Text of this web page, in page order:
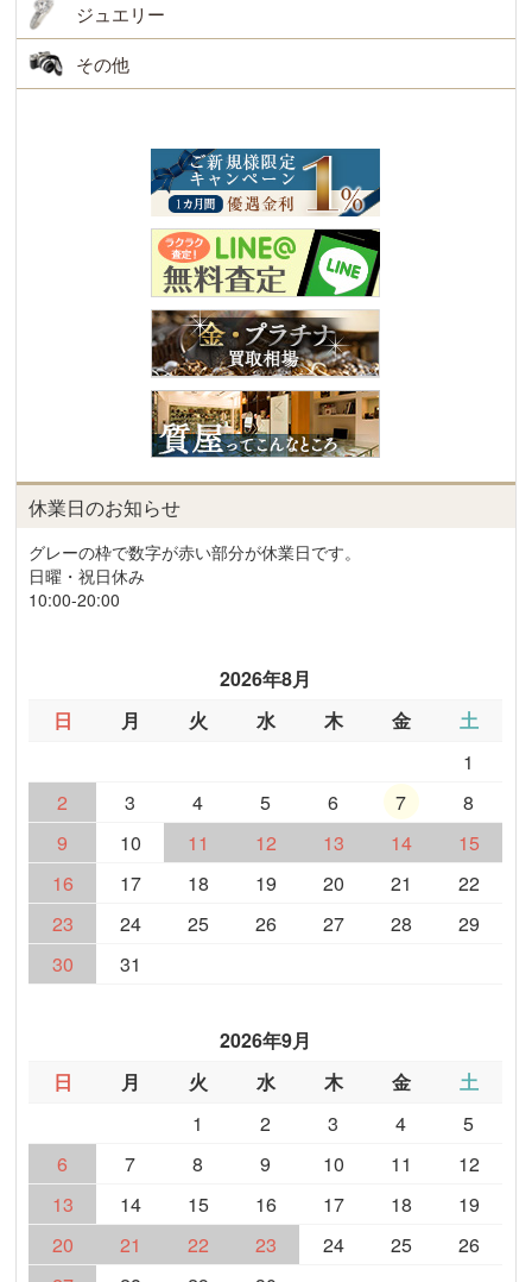
ジュエリー
その他
休業日のお知らせ
グレーの枠で数字が赤い部分が休業日です。
日曜・祝日休み
10:00-20:00
2026年8月
日
月 火 水 木 金
土
1
2
3 4 5 6 7
8
9
10 11 12 13 14
15
16
17 18 19 20 21
22
23
24 25 26 27 28
29
30
31
2026年9月
日
月 火 水 木 金
土
1
2 3 4
5
6
7 8 9 10 11
12
13
14 15 16 17 18
19
20
21 22 23 24 25
26